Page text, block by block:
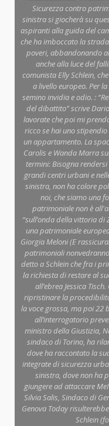
Sicurezza contro
sinistra si giocherà su
aspiranti alla guida del
che ha imboccato la
poveri, abbandonando
anche alla luce del
comunista Elly Schlein,
a livello europeo. Per
semino invidia e odio. :
del dibattito” scrive
lavorate che poi mi
ricco se hai uno
un appartamento. La
Carolis e Wanda Marra
termini: Bisogna rendersi
grandi centri urbani e
sinistra, non ha colore
noi, che siamo una
patrimoniale non è
“sull’onda della vittoria
una patrimoniale
Giorgia Meloni (E
patrimoniali
detto a Schlein che fra i
la richiesta di restare al
all’ebrea Jessica
ripristinare la
la voce grossa, ma poi 22
all’interrogatorio
ministro della Giustizia,
sindaco di Torino, ha
dove ha raccontato la
integrate di sicurezza
sinistra, dove non ha
giungere ad attaccare
Silvia Salis, Sindaco di
Genova Today
Schlein